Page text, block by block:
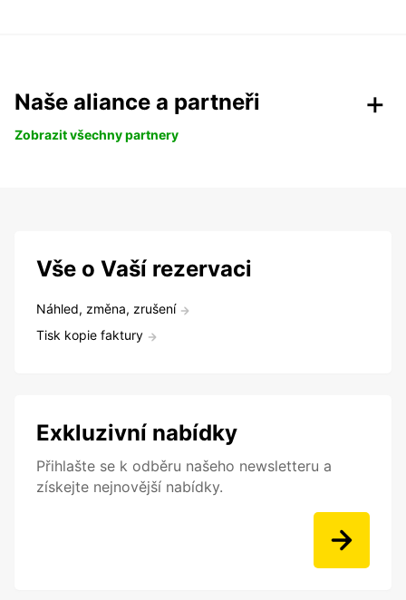
Naše aliance a partneři
Zobrazit všechny partnery
Vše o Vaší rezervaci
Náhled, změna, zrušení
Tisk kopie faktury
Exkluzivní nabídky
Přihlašte se k odběru našeho newsletteru a
získejte nejnovější nabídky.